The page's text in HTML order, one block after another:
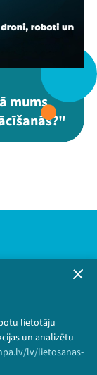
lietotāju
un analizētu
lv/lietosanas-
Flick TikTok
mums